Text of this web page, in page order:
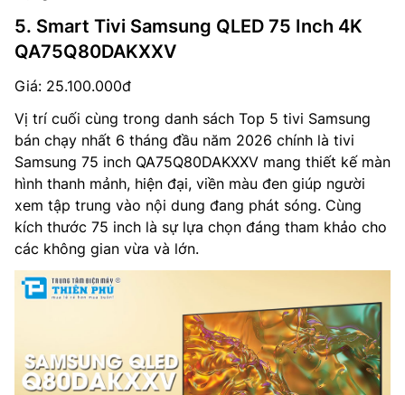
5. Smart Tivi Samsung QLED 75 Inch 4K
QA75Q80DAKXXV
Giá: 25.100.000đ
Vị trí cuối cùng trong danh sách Top 5 tivi Samsung
bán chạy nhất 6 tháng đầu năm 2026 chính là tivi
Samsung 75 inch QA75Q80DAKXXV mang thiết kế màn
hình thanh mảnh, hiện đại, viền màu đen giúp người
xem tập trung vào nội dung đang phát sóng. Cùng
kích thước 75 inch là sự lựa chọn đáng tham khảo cho
các không gian vừa và lớn.